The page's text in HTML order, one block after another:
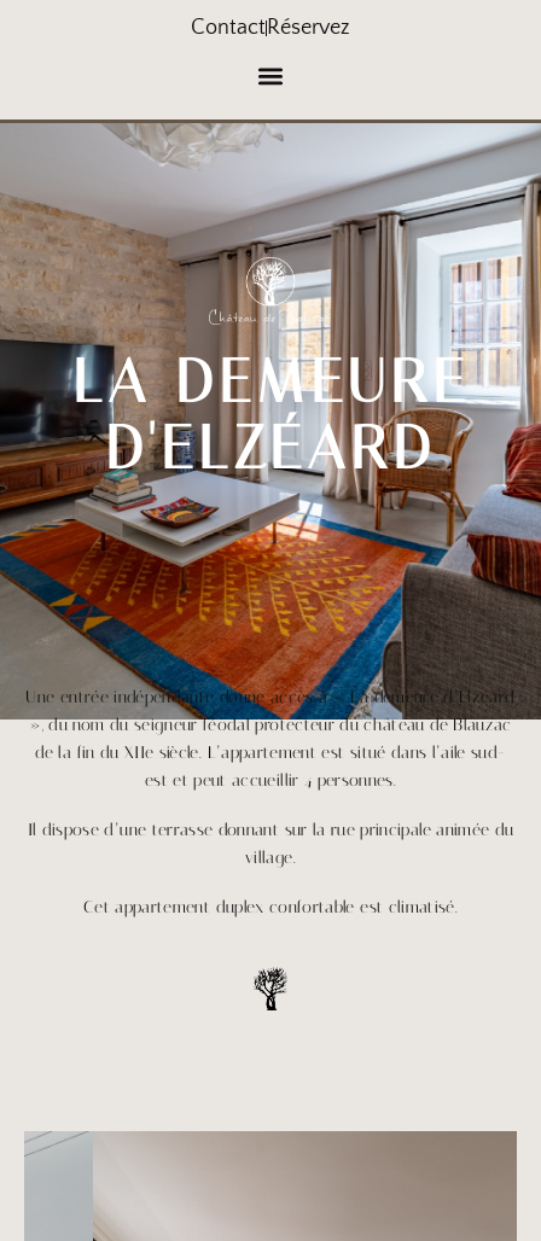
ContactRéservez
LA DEMEURE
D'ELZÉARD
Une entrée indépendante donne accès à « La demeure d’Elzéard
», du nom du seigneur féodal protecteur du château de Blauzac
de la fin du XIIe siècle. L’appartement est situé dans l’aile sud-
est et peut accueillir 4 personnes.
Il dispose d’une terrasse donnant sur la rue principale animée du
village.
Cet appartement duplex confortable est climatisé.